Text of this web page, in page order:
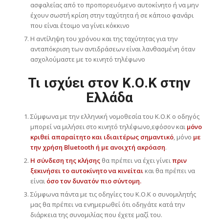
ασφαλείας από το προπορευόμενο αυτοκίνητο ή να μην
έχουν σωστή κρίση στην ταχύτητα ή σε κάποιο φανάρι
που είναι έτοιμο να γίνει κόκκινο
Η αντίληψη του χρόνου και της ταχύτητας για την
ανταπόκριση των αντιδράσεων είναι λανθασμένη όταν
ασχολούμαστε με το κινητό τηλέφωνο
Τι ισχύει στον Κ.Ο.Κ στην
Ελλάδα
Σύμφωνα με την ελληνική νομοθεσία του Κ.Ο.Κ ο οδηγός
μπορεί να μιλήσει στο κινητό τηλέφωνο,εφόσον και μόνο
κριθεί απαραίτητο και ιδιαιτέρως σημαντικό, μόνο με
την χρήση Bluetooth ή με ανοιχτή ακρόαση.
Η σύνδεση της κλήσηςθα πρέπει να έχει γίνειπριν
ξεκινήσει το αυτοκίνητονα κινείταικαι θα πρέπει να
είναιόσο τον δυνατόν πιο σύντομη.
Σύμφωνα πάντα με τις οδηγίες του Κ.Ο.Κ ο συνομιλητής
μας θα πρέπει να ενημερωθεί ότι οδηγάτε κατά την
διάρκεια της συνομιλίας που έχετε μαζί του.